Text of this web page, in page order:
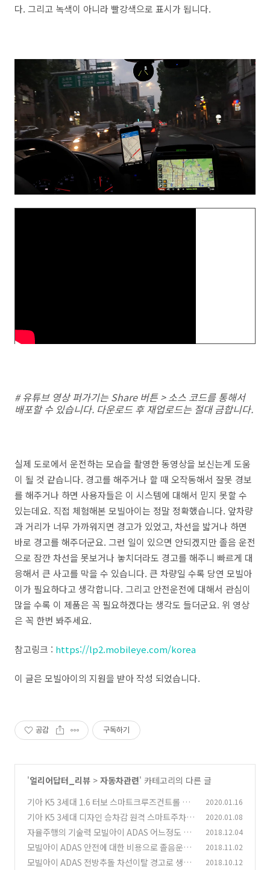
다. 그리고 녹색이 아니라 빨강색으로 표시가 됩니다.
# 유튜브 영상 퍼가기는 Share 버튼 > 소스 코드를 통해서
배포할 수 있습니다. 다운로드 후 재업로드는 절대 금합니다.
실제 도로에서 운전하는 모습을 촬영한 동영상을 보신는게 도움
이 될 것 같습니다. 경고를 해주거나 할 때 오작동해서 잘못 경보
를 해주거나 하면 사용자들은 이 시스템에 대해서 믿지 못할 수
있는데요. 직접 체험해본 모빌아이는 정말 정확했습니다. 앞차량
과 거리가 너무 가까워지면 경고가 있었고, 차선을 밟거나 하면
바로 경고를 해주더군요. 그런 일이 있으면 안되겠지만 졸음 운전
으로 잠깐 차선을 못보거나 놓치더라도 경고를 해주니 빠르게 대
응해서 큰 사고를 막을 수 있습니다. 큰 차량일 수록 당연 모빌아
이가 필요하다고 생각합니다. 그리고 안전운전에 대해서 관심이
많을 수록 이 제품은 꼭 필요하겠다는 생각도 들더군요. 위 영상
은 꼭 한번 봐주세요.
참고링크 : https://lp2.mobileye.com/korea
이 글은 모빌아이의 지원을 받아 작성 되었습니다.
공감 구독하기
'얼리어답터_리뷰 > 자동차관련' 카테고리의 다른 글
기아 K5 3세대 1.6 터보 스마트크루즈컨트롤 스
마트한 주차 실제 타면서 편했던 점
(3)
2020.01.16
기아 K5 3세대 디자인 승차감 원격 스마트주차
보조 첫느낌
(5)
2020.01.08
자율주행의 기술력 모빌아이 ADAS 어느정도 기
술까지 왔는가 (1)
2018.12.04
모빌아이 ADAS 안전에 대한 비용으로 졸음운전
자동차사고 막는다
(0)
2018.11.02
모빌아이 ADAS 전방추돌 차선이탈 경고로 생명
2018.10.12